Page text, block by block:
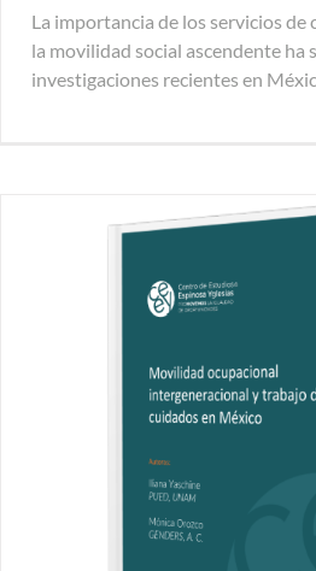
La importancia de los servicios
la movilidad social ascendente ha
investigaciones recientes en